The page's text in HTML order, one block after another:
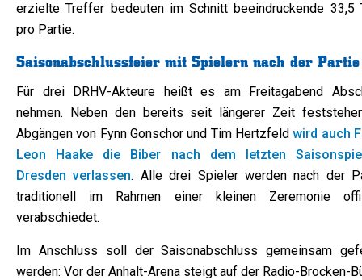
erzielte Treffer bedeuten im Schnitt beeindruckende 33,5
pro Partie.
Saisonabschlussfeier mit Spielern nach der Partie
Für drei DRHV-Akteure heißt es am Freitagabend
nehmen. Neben den bereits seit längerer Zeit
Abgängen von Fynn Gonschor und Tim Hertzfeldwird auch
Leon Haake die Biber nach dem letzten
Dresden verlassen. Alle drei Spieler werden nach der
traditionell im Rahmen einer kleinen Zeremonie
verabschiedet.
Im Anschluss soll der Saisonabschluss gemeinsam
werden: Vor der Anhalt-Arena steigt auf der Radio-Brocken-